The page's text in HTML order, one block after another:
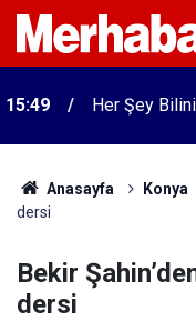
15:49 Her Şey
Anasayfa Konya
dersi
Bekir
dersi